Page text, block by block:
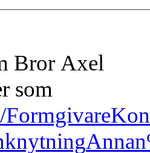
Bror Axel
som